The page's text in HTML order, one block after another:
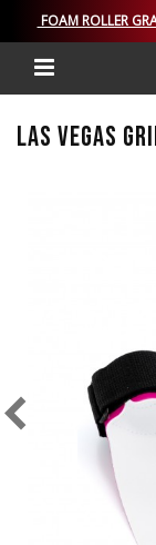
FOAM ROLLER
LAS VEGAS